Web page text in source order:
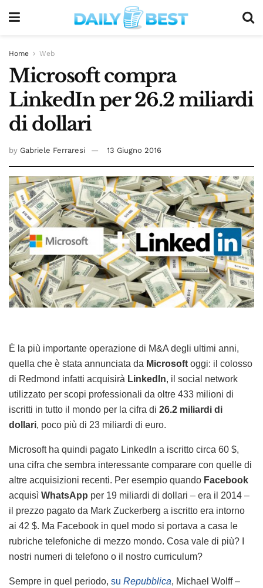
Home Web
Microsoft compra
LinkedIn per 26.2 miliardi
di dollari
by Gabriele Ferraresi 13 Giugno 2016
È la più importante operazione di M&A degli ultimi anni,
quella che è stata annunciata da Microsoft oggi: il colosso
di Redmond infatti acquisirà LinkedIn, il social network
utilizzato per scopi professionali da oltre 433 milioni di
iscritti in tutto il mondo per la cifra di 26.2 miliardi di
dollari, poco più di 23 miliardi di euro.
Microsoft ha quindi pagato LinkedIn a iscritto circa 60 $,
una cifra che sembra interessante comparare con quelle di
altre acquisizioni recenti. Per esempio quando Facebook
acquisì WhatsApp per 19 miliardi di dollari – era il 2014 –
il prezzo pagato da Mark Zuckerberg a iscritto era intorno
ai 42 $. Ma Facebook in quel modo si portava a casa le
rubriche telefoniche di mezzo mondo. Cosa vale di più? I
nostri numeri di telefono o il nostro curriculum?
Sempre in quel periodo, su Repubblica, Michael Wolff –